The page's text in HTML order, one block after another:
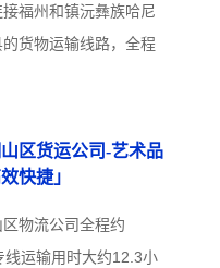
福州和镇沅彝族哈尼
货物运输线路，全程
区货运公司-艺术品
快捷」
物流公司全程约
线运输用时大约12.3小